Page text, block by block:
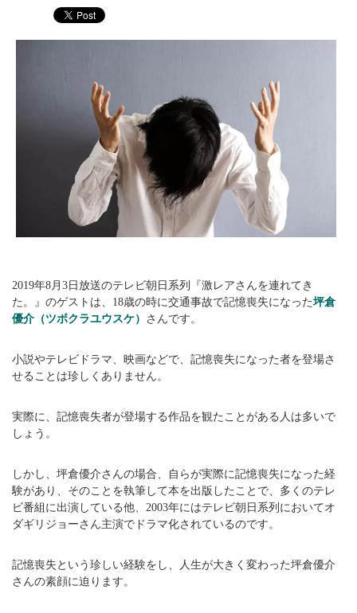
2019年8月3日放送のテレビ朝日系列『激レアさんを連れてき
た。』のゲストは、18歳の時に交通事故で記憶喪失になった坪倉
優介（ツボクラユウスケ） さんです。
小説やテレビドラマ、映画などで、記憶喪失になった者を登場さ
せることは珍しくありません。
実際に、記憶喪失者が登場する作品を観たことがある人は多いで
しょう。
しかし、坪倉優介さんの場合、自らが実際に記憶喪失になった経
験があり、そのことを執筆して本を出版したことで、多くのテレ
ビ番組に出演している他、2003年にはテレビ朝日系列においてオ
ダギリジョーさん主演でドラマ化されているのです。
記憶喪失という珍しい経験をし、人生が大きく変わった坪倉優介
さんの素顔に迫ります。